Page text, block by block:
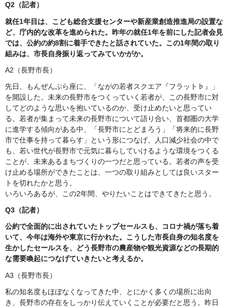
Q2（記者）
就任1年目は、こども総合支援センターや新産業創造推進局の設置な
ど、庁内的な改革を進められた。昨年の就任1年を前にした記者会見
では、公約の約8割に着手できたと話されていた。この1年間の取り
組みは、市長自身振り返ってみていかがか。
A2（長野市長）
先日、もんぜんぷら座に、「ながの若者スクエア『フラット♭』」
を開設した。未来の長野市をつくっていく若者が、この長野市に対
してどのような思いを抱いているのか、受け止めたいと思ってい
る。若者が集まって未来の長野市について語り合い、首都圏の大学
に進学する傾向がある中、「長野市にとどまろう」「将来的に長野
市で仕事を持って暮らす」という形につなげ、人口減少社会の中で
も、若い世代が長野市で元気に暮らしていけるような環境をつくる
ことが、未来あるまちづくりの一つだと思っている。若者の声を受
け止める場所ができたことは、一つの取り組みとしては良いスター
トを切れたかと思う。
いろいろあるが、この2年間、やりたいことはできてきたと思う。
Q3（記者）
公約で全面的に出されていたトップセールスも、コロナ禍が落ち着
いて、今年は海外や東京に行かれた。こうした市長自身の知名度を
生かしたセールスを、どう長野市の農産物や観光資源などの長期的
な需要喚起につなげていきたいと考えるか。
A3（長野市長）
私の知名度もほぼなくなってきた中、とにかく多くの場所に出向
き、長野市の存在をしっかり伝えていくことが必要だと思う。昨日